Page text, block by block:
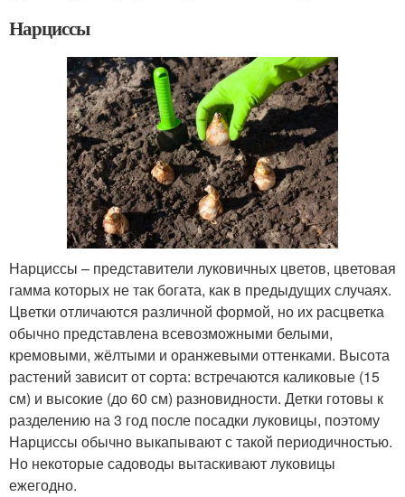
Нарциссы
Нарциссы – представители луковичных цветов, цветовая
гамма которых не так богата, как в предыдущих случаях.
Цветки отличаются различной формой, но их расцветка
обычно представлена всевозможными белыми,
кремовыми, жёлтыми и оранжевыми оттенками. Высота
растений зависит от сорта: встречаются каликовые (15
см) и высокие (до 60 см) разновидности. Детки готовы к
разделению на 3 год после посадки луковицы, поэтому
Нарциссы обычно выкапывают с такой периодичностью.
Но некоторые садоводы вытаскивают луковицы
ежегодно.